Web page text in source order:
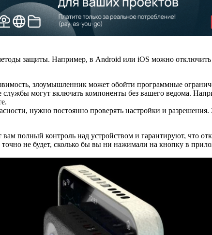
защиты. Например, в Android или iOS можно
злоумышленник может обойти программные
могут включать компоненты без вашего ведома.
нужно постоянно проверять настройки и
полный контроль над устройством и гарантируют, что
не будет, сколько бы вы ни нажимали на кнопку в